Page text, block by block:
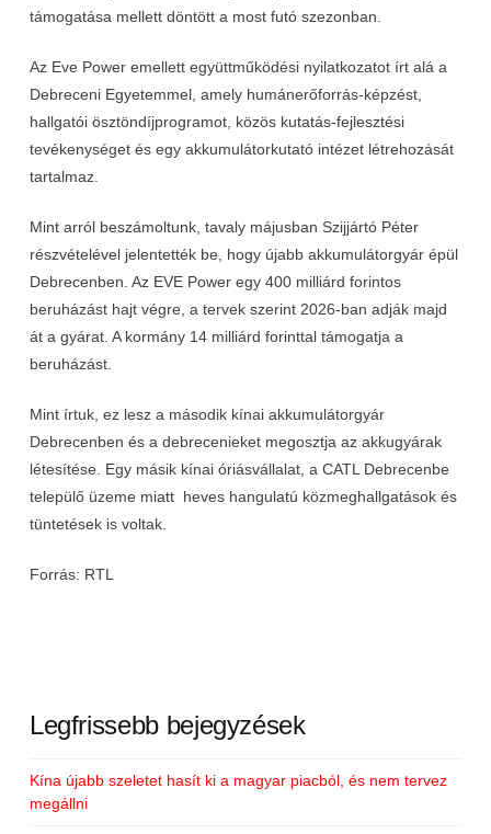
támogatása mellett döntött a most futó szezonban.
Az Eve Power emellett együttműködési nyilatkozatot írt alá a
Debreceni Egyetemmel, amely humánerőforrás-képzést,
hallgatói ösztöndíjprogramot, közös kutatás-fejlesztési
tevékenységet és egy akkumulátorkutató intézet létrehozását
tartalmaz.
Mint arról beszámoltunk, tavaly májusban Szijjártó Péter
részvételével jelentették be, hogy újabb akkumulátorgyár épül
Debrecenben. Az EVE Power egy 400 milliárd forintos
beruházást hajt végre, a tervek szerint 2026-ban adják majd
át a gyárat. A kormány 14 milliárd forinttal támogatja a
beruházást.
Mint írtuk, ez lesz a második kínai akkumulátorgyár
Debrecenben és a debrecenieket megosztja az akkugyárak
létesítése. Egy másik kínai óriásvállalat, a CATL Debrecenbe
települő üzeme miatt heves hangulatú közmeghallgatások és
tüntetések is voltak.
Forrás: RTL
Legfrissebb bejegyzések
Kína újabb szeletet hasít ki a magyar piacból, és nem tervez
megállni